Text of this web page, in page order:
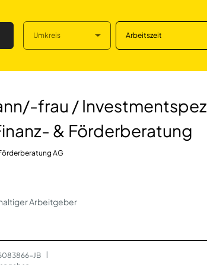
Umkreis Arbeitszeit
frau /
& Förderberatung
AG
Arbeitgeber
JB